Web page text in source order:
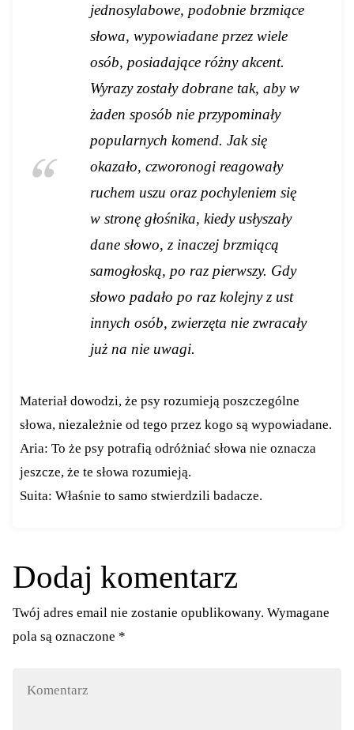
jednosylabowe, podobnie brzmiące
słowa, wypowiadane przez wiele
osób, posiadające różny akcent.
Wyrazy zostały dobrane tak, aby w
żaden sposób nie przypominały
popularnych komend. Jak się
okazało, czworonogi reagowały
ruchem uszu oraz pochyleniem się
w stronę głośnika, kiedy usłyszały
dane słowo, z inaczej brzmiącą
samogłoską, po raz pierwszy. Gdy
słowo padało po raz kolejny z ust
innych osób, zwierzęta nie zwracały
już na nie uwagi.
Materiał dowodzi, że psy rozumieją poszczególne
słowa, niezależnie od tego przez kogo są wypowiadane.
Aria: To że psy potrafią odróżniać słowa nie oznacza
jeszcze, że te słowa rozumieją.
Suita: Właśnie to samo stwierdzili badacze.
Dodaj komentarz
Twój adres email nie zostanie opublikowany. Wymagane
pola są oznaczone *